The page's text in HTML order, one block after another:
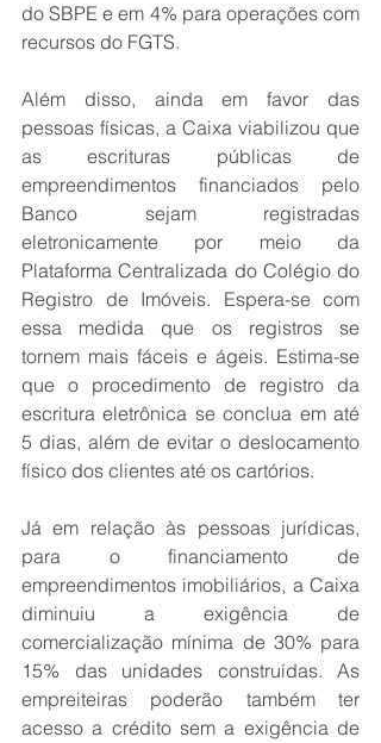
do SBPE e em 4% para operações com
recursos do FGTS.
Além disso, ainda em favor das
pessoas físicas, a Caixa viabilizou que
as escrituras públicas de
empreendimentos financiados pelo
Banco sejam registradas
eletronicamente por meio da
Plataforma Centralizada do Colégio do
Registro de Imóveis. Espera-se com
essa medida que os registros se
tornem mais fáceis e ágeis. Estima-se
que o procedimento de registro da
escritura eletrônica se conclua em até
5 dias, além de evitar o deslocamento
físico dos clientes até os cartórios.
Já em relação às pessoas jurídicas,
para o financiamento de
empreendimentos imobiliários, a Caixa
diminuiu a exigência de
comercialização mínima de 30% para
15% das unidades construídas. As
empreiteiras poderão também ter
acesso a crédito sem a exigência de